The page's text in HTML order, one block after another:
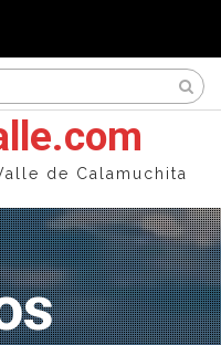
de Calamuchita